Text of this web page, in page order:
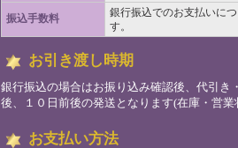
振込手数料
銀行振込でのお支払いに
す。
お引き渡し時期
銀行振込の場合はお振り込み確認後、代引
後、１０日前後の発送となります(在庫・営業
お支払い方法